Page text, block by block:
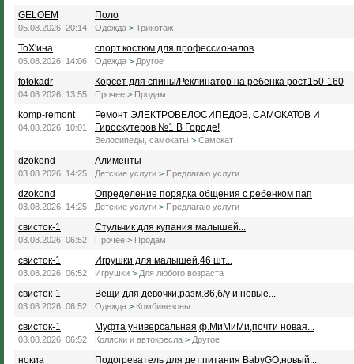
GELOEM
05.08.2026, 20:14
Поло
Одежда > Трикотаж
ТоХ'ина
05.08.2026, 14:06
спорт.костюм для профессионалов
Одежда > Другое
fotokadr
04.08.2026, 13:55
Корсет для спины/Реклинатор на ребенка рост150-160
Прочее > Продам
komp-remont
04.08.2026, 10:01
Ремонт ЭЛЕКТРОВЕЛОСИПЕДОВ, САМОКАТОВ И
Гироскутеров №1 В Городе!
Велосипеды, самокаты > Самокат
dzokond
03.08.2026, 14:25
Алименты
Детские услуги > Предлагаю услуги
dzokond
03.08.2026, 14:25
Определение порядка общения с ребенком пап
Детские услуги > Предлагаю услуги
свисток-1
03.08.2026, 06:52
Стульчик для купания малышей...
Прочее > Продам
свисток-1
03.08.2026, 06:52
Игрушки для малышей,46 шт...
Игрушки > Для любого возраста
свисток-1
03.08.2026, 06:52
Вещи для девочки,разм.86,б/у и новые...
Одежда > Комбинезоны
свисток-1
03.08.2026, 06:52
Муфта универсальная,ф.МиМиМи,почти новая...
Коляски и автокресла > Другое
нокиа Подогреватель для дет.питания BabyGO,новый...